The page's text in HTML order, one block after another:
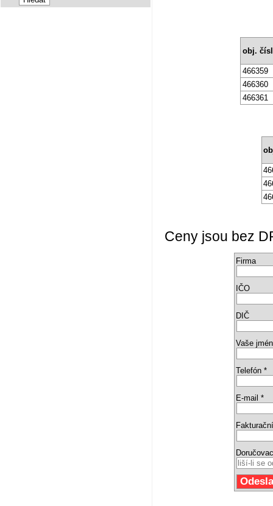
obj.
466359
466360
466361
Ceny jsou bez
Firma
IČO
DIČ
Vaše
Telefón *
E-mail *